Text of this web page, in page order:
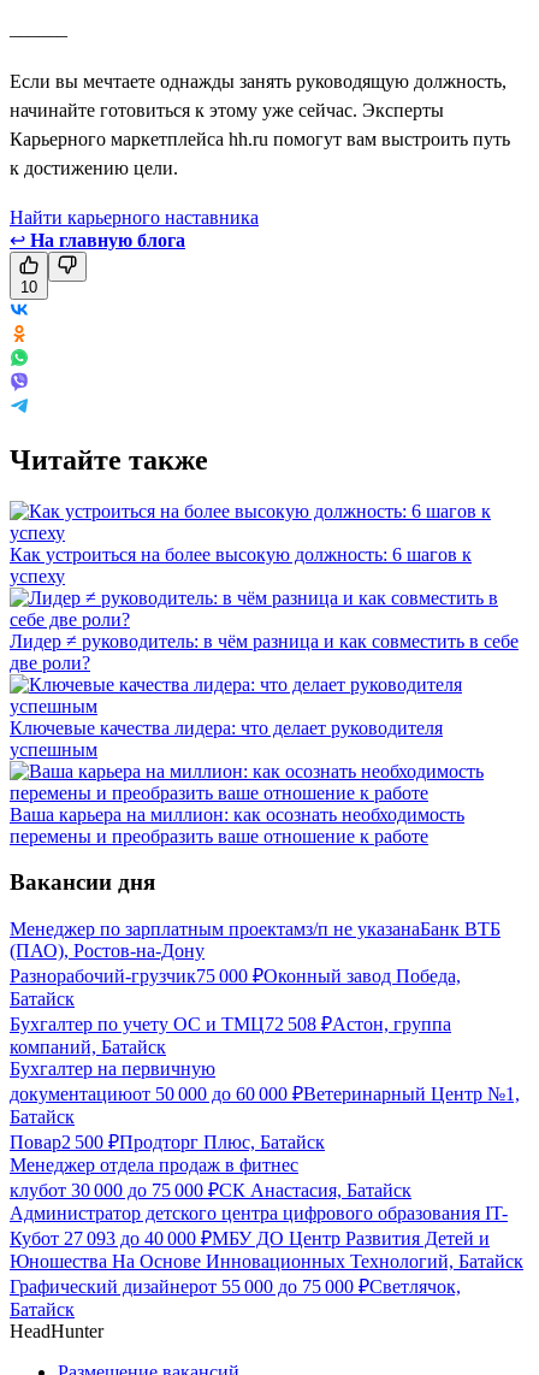
Если вы мечтаете однажды занять руководящую должность,
начинайте готовиться к этому уже сейчас. Эксперты
Карьерного маркетплейса hh.ru помогут вам выстроить путь
к достижению цели.
Найти карьерного наставника
↩ На главную блога
10
Читайте также
Как устроиться на более высокую должность: 6 шагов к
успеху
Лидер ≠ руководитель: в чём разница и как совместить в себе
две роли?
Ключевые качества лидера: что делает руководителя
успешным
Ваша карьера на миллион: как осознать необходимость
перемены и преобразить ваше отношение к работе
Вакансии дня
Менеджер по зарплатным проектамз/п не указанаБанк ВТБ
(ПАО), Ростов-на-Дону
Разнорабочий-грузчик75 000 ₽Оконный завод Победа,
Батайск
Бухгалтер по учету ОС и ТМЦ72 508 ₽Астон, группа
компаний, Батайск
Бухгалтер на первичную
документациюот 50 000 до 60 000 ₽Ветеринарный Центр №1,
Батайск
Повар2 500 ₽Продторг Плюс, Батайск
Менеджер отдела продаж в фитнес
клубот 30 000 до 75 000 ₽СК Анастасия, Батайск
Администратор детского центра цифрового образования IT-
Кубот 27 093 до 40 000 ₽МБУ ДО Центр Развития Детей и
Юношества На Основе Инновационных Технологий, Батайск
Графический дизайнерот 55 000 до 75 000 ₽Светлячок,
Батайск
HeadHunter